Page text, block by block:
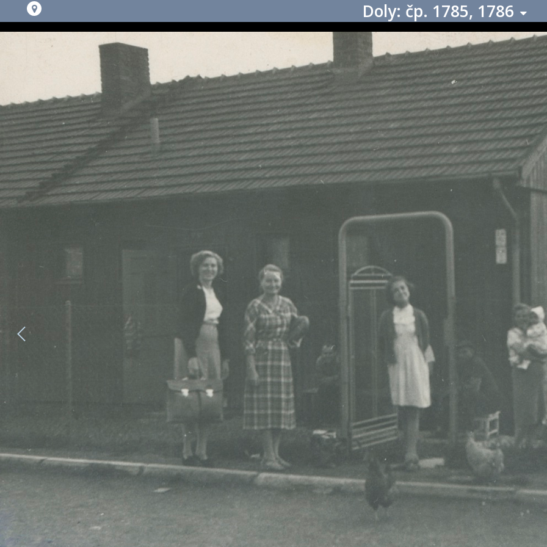
Doly: čp. 1785, 1786